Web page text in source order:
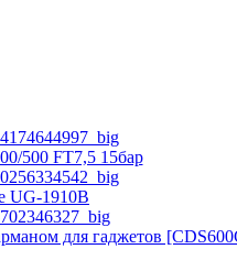
500 FT7,5 15бар
UG-1910B
для гаджетов